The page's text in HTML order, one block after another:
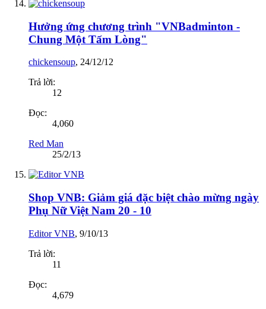
Hưởng ứng chương trình "VNBadminton -
Chung Một Tấm Lòng"
chickensoup, 24/12/12
Trả lời:
12
Đọc:
4,060
Red Man
25/2/13
Shop VNB: Giảm giá đặc biệt chào mừng ngày
Phụ Nữ Việt Nam 20 - 10
Editor VNB, 9/10/13
Trả lời:
11
Đọc:
4,679